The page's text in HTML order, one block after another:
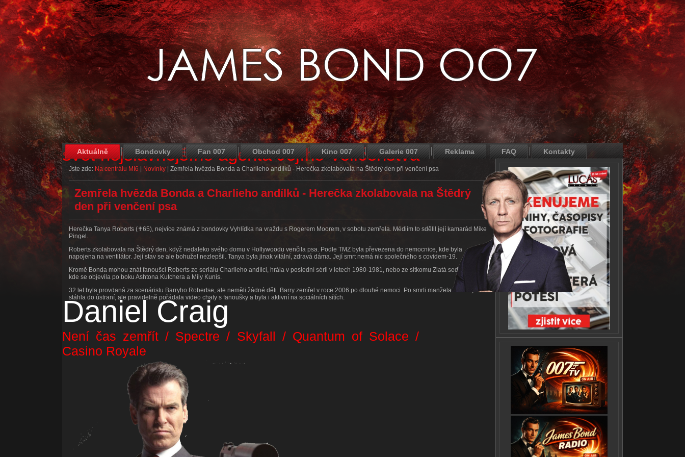
svět nejslavnějšího agenta Jejího Veličenstva
Daniel Craig
Není čas zemřít / Spectre / Skyfall / Quantum of Solace /
Casino Royale
Aktuálně Bondovky Fan 007 Obchod 007 Kino 007 Galerie 007 Reklama FAQ Kontakty
Jste zde: Na centrálu MI6 Novinky Zemřela hvězda Bonda a Charlieho andílků - Herečka zkolabovala na Štědrý den při venčení psa
Zemřela hvězda Bonda a Charlieho andílků - Herečka zkolabovala na Štědrý
den při venčení psa
Herečka Tanya Roberts (✝65), nejvíce známá z bondovky Vyhlídka na vraždu s Rogerem Moorem, v sobotu zemřela. Médiím to sdělil její kamarád Mike
Pingel.
Roberts zkolabovala na Štědrý den, když nedaleko svého domu v Hollywoodu venčila psa. Podle TMZ byla převezena do nemocnice, kde byla
napojena na ventilátor. Její stav se ale bohužel nezlepšil. Tanya byla jinak vitální, zdravá dáma. Její smrt nemá nic společného s covidem-19.
Kromě Bonda mohou znát fanoušci Roberts ze seriálu Charlieho andílci, hrála v poslední sérii v letech 1980-1981, nebo ze sitkomu Zlatá sedmdesátá,
kde se objevila po boku Ashtona Kutchera a Mily Kunis.
32 let byla provdaná za scenáristu Barryho Robertse, ale neměli žádné děti. Barry zemřel v roce 2006 po dlouhé nemoci. Po smrti manžela se Tanya
stáhla do ústraní, ale pravidelně pořádala video chaty s fanoušky a byla i aktivní na sociálních sítích.